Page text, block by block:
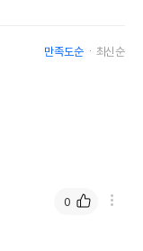
만족도순 최신순
0